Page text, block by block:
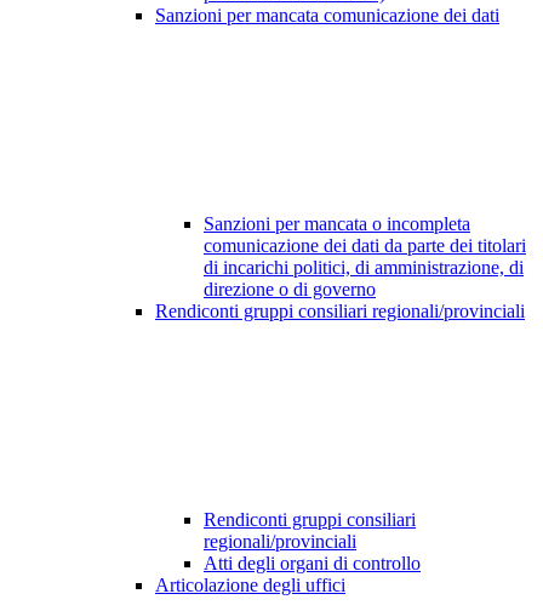
Sanzioni per mancata comunicazione dei dati
Sanzioni per mancata o incompleta
comunicazione dei dati da parte dei titolari
di incarichi politici, di amministrazione, di
direzione o di governo
Rendiconti gruppi consiliari regionali/provinciali
Rendiconti gruppi consiliari
regionali/provinciali
Atti degli organi di controllo
Articolazione degli uffici